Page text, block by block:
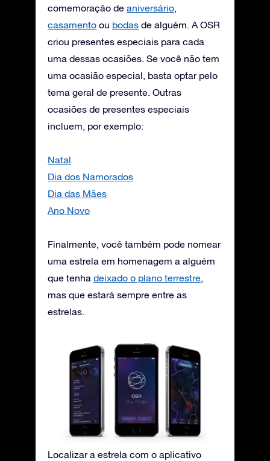
comemoração de aniversário,
casamento ou bodas de alguém. A OSR
criou presentes especiais para cada
uma dessas ocasiões. Se você não tem
uma ocasião especial, basta optar pelo
tema geral de presente. Outras
ocasiões de presentes especiais
incluem, por exemplo:
Natal
Dia dos Namorados
Dia das Mães
Ano Novo
Finalmente, você também pode nomear
uma estrela em homenagem a alguém
que tenha deixado o plano terrestre,
mas que estará sempre entre as
estrelas.
Localizar a estrela com o aplicativo